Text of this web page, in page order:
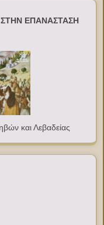
ΕΠΑΝΑΣΤΑΣΗ
και Λεβαδείας